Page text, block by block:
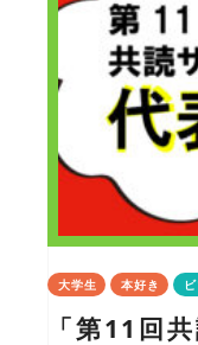
大学生 本好き
「第11回